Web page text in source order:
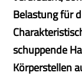
Belastung für
schuppende
Körperstellen